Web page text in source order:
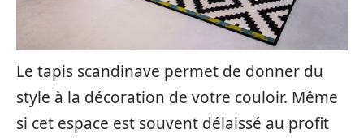
Le tapis scandinave permet de donner du
style à la décoration de votre couloir. Même
si cet espace est souvent délaissé au profit